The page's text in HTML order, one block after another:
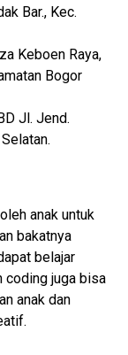
Bar., Kec.
Keboen Raya,
Bogor
Jl. Jend.
anak untuk
bakatnya
belajar
coding juga bisa
anak dan